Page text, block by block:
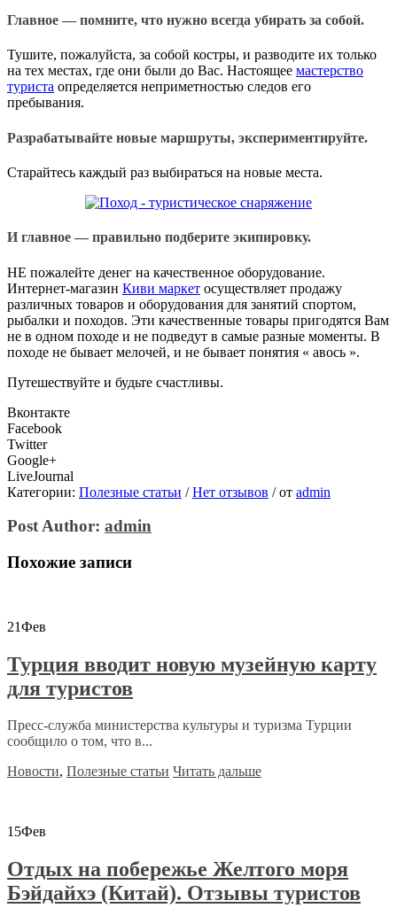
Главное — помните, что нужно всегда убирать за собой.
Тушите, пожалуйста, за собой костры, и разводите их только
на тех местах, где они были до Вас. Настоящее мастерство
туриста определяется неприметностью следов его
пребывания.
Разрабатывайте новые маршруты, экспериментируйте.
Старайтесь каждый раз выбираться на новые места.
И главное — правильно подберите экипировку.
НЕ пожалейте денег на качественное оборудование.
Интернет-магазин Киви маркет осуществляет продажу
различных товаров и оборудования для занятий спортом,
рыбалки и походов. Эти качественные товары пригодятся Вам
не в одном походе и не подведут в самые разные моменты. В
походе не бывает мелочей, и не бывает понятия « авось ».
Путешествуйте и будьте счастливы.
Вконтакте
Facebook
Twitter
Google+
LiveJournal
Категории: Полезные статьи / Нет отзывов /от admin
Post Author: admin
Похожие записи
21Фев
Турция вводит новую музейную карту
для туристов
Пресс-служба министерства культуры и туризма Турции
сообщило о том, что в...
Новости, Полезные статьи Читать дальше
15Фев
Отдых на побережье Желтого моря
Бэйдайхэ (Китай). Отзывы туристов